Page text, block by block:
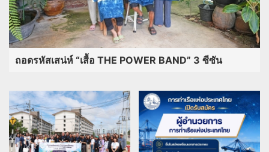
ถอดรหัสเสน่ห์ “เสื้อ THE POWER BAND” 3 ซีซัน